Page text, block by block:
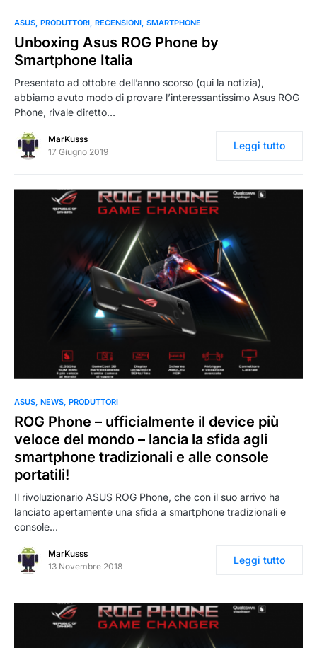
0
ASUS PRODUTTORI RECENSIONI SMARTPHONE
Unboxing Asus ROG Phone by
Smartphone Italia
Presentato ad ottobre dell’anno scorso (qui la notizia),
abbiamo avuto modo di provare l’interessantissimo Asus ROG
Phone, rivale diretto…
MarKusss
17 Giugno 2019
Leggi tutto
0
ASUS NEWS PRODUTTORI
ROG Phone – ufficialmente il device più
veloce del mondo – lancia la sfida agli
smartphone tradizionali e alle console
portatili!
Il rivoluzionario ASUS ROG Phone, che con il suo arrivo ha
lanciato apertamente una sfida a smartphone tradizionali e
console…
MarKusss
13 Novembre 2018
Leggi tutto